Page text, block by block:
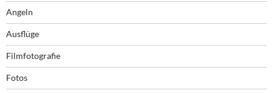
Angeln
Ausflüge
Filmfotografie
Fotos